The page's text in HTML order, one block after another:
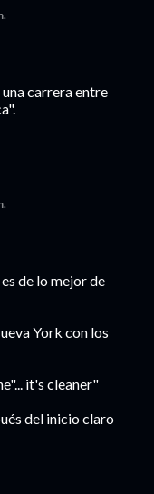
una carrera entre
de lo mejor de
York con los
it's cleaner"
del inicio claro